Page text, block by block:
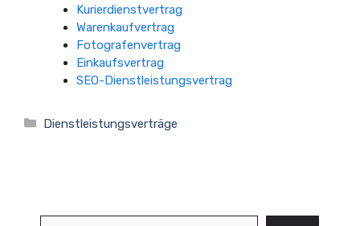
Kurierdienstvertrag
Warenkaufvertrag
Fotografenvertrag
Einkaufsvertrag
SEO-Dienstleistungsvertrag
Kategorien
Dienstleistungsverträge